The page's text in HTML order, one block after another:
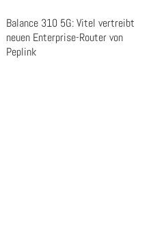
Balance 310 5G: Vitel vertreibt
neuen Enterprise-Router von
Peplink